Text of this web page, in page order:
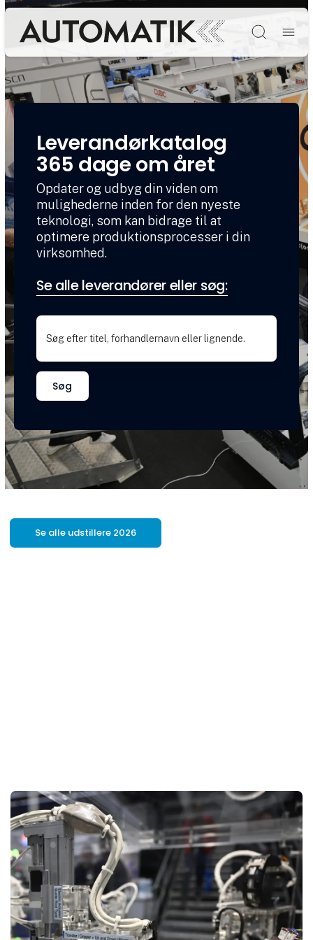
Søg
Leverandørkatalog
365 dage om året
Opdater og udbyg din viden om
mulighederne inden for den nyeste
teknologi, som kan bidrage til at
optimere produktionsprocesser i din
virksomhed.
Se alle leverandører eller søg:
Søg
Se alle udstillere 2026